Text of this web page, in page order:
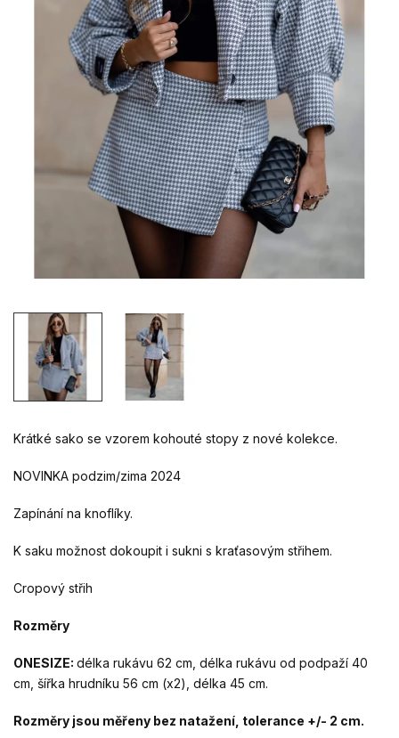
Krátké sako se vzorem kohouté stopy z nové kolekce.
NOVINKA podzim/zima 2024
Zapínání na knoflíky.
K saku možnost dokoupit i sukni s kraťasovým střihem.
Cropový střih
Rozměry
ONESIZE: délka rukávu 62 cm, délka rukávu od podpaží 40
cm, šířka hrudníku 56 cm (x2), délka 45 cm.
Rozměry jsou měřeny bez natažení, tolerance +/- 2 cm.